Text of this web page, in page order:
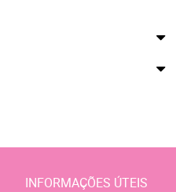
INFORMAÇÕES ÚTEIS